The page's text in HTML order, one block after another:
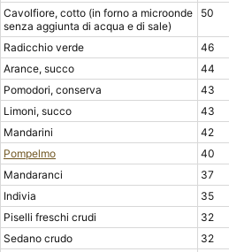
Cavolfiore, cotto (in forno a microonde
senza aggiunta di acqua e di sale)
50
Radicchio verde
46
Arance, succo
44
Pomodori, conserva
43
Limoni, succo
43
Mandarini
42
Pompelmo
40
Mandaranci
37
Indivia
35
Piselli freschi crudi
32
Sedano crudo
32